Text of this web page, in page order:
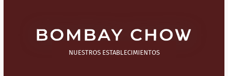
NUESTROS ESTABLECIMIENTOS